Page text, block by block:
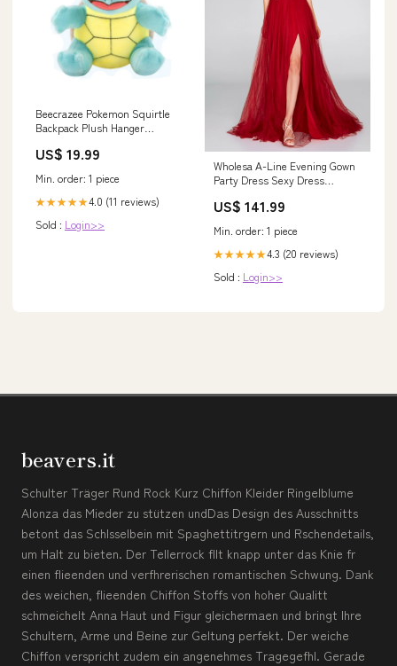
Beecrazee Pokemon Squirtle
Backpack Plush Hanger
US$ 19.99
Min. order: 1 piece
★★★★★4.0 (11 reviews)
Sold : Login>>
Wholesa A-Line Evening Gown
Party Dress Sexy Dress
Sleeveless V Neck Chiffon with
14 / EU 40
US$ 141.99
Min. order: 1 piece
★★★★★4.3 (20 reviews)
Sold : Login>>
beavers.it
Schulter Träger Rund Rock Kurz Chiffon Kleider Ringelblume
Alonza das Mieder zu stützen undDas Design des Ausschnitts
betont das Schlsselbein mit Spaghettitrgern und Rschendetails,
um Halt zu bieten. Der Tellerrock fllt knapp unter das Knie fr
einen flieenden und verfhrerischen romantischen Schwung. Dank
des weichen, flieenden Chiffon Stoffs von hoher Qualitt
schmeichelt Anna Haut und Figur gleichermaen und bringt Ihre
Schultern, Arme und Beine zur Geltung perfekt. Der weiche
Chiffon verspricht zudem ein angenehmes Tragegefhl. Gerade